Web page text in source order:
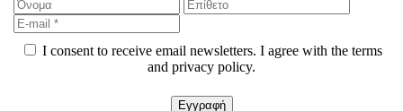
I consent to receive email newsletters. I agree with the terms
and privacy policy.